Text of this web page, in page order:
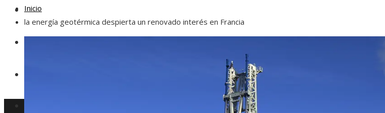
Responsabilidad social
Inicio
la energía geotérmica despierta un renovado interés en Francia